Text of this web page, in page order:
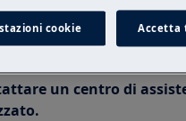
fino a quando il caffè è
L'effetto non sarà visibile
state prodotte due
un centro di
cookie Accetta